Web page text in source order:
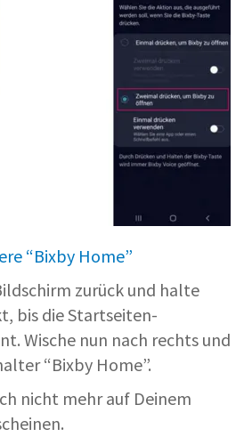
“Bixby Home”
zurück und halte
bis die Startseiten-
Wische nun nach rechts und
“Bixby Home”.
nicht mehr auf Deinem